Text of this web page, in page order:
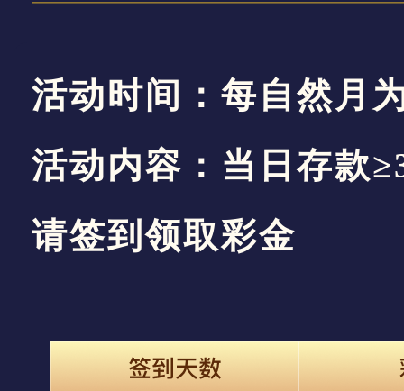
活动时间：每自然月
活动内容：当日存款
请签到领取彩金